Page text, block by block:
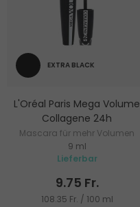
EXTRA BLACK
L'Oréal Paris Mega Volume
Collagene 24h
Mascara für mehr Volumen
9 ml
Lieferbar
9.75 Fr.
108.35 Fr. / 100 ml